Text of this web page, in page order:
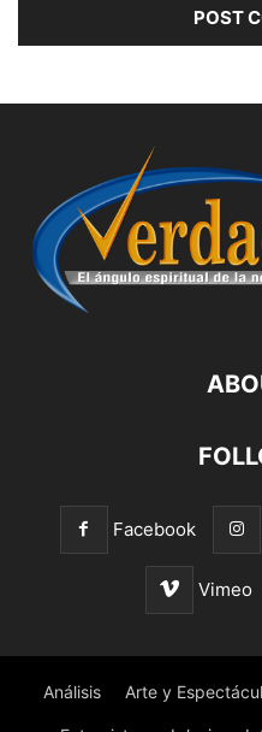
Facebook
Vimeo
Análisis Arte y